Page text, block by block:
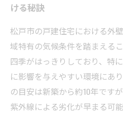
ける秘訣
松戸市の戸建住宅における外
域特有の気候条件を踏まえる
四季がはっきりしており、特
に影響を与えやすい環境にあ
の目安は新築から約10年です
紫外線による劣化が早まる可